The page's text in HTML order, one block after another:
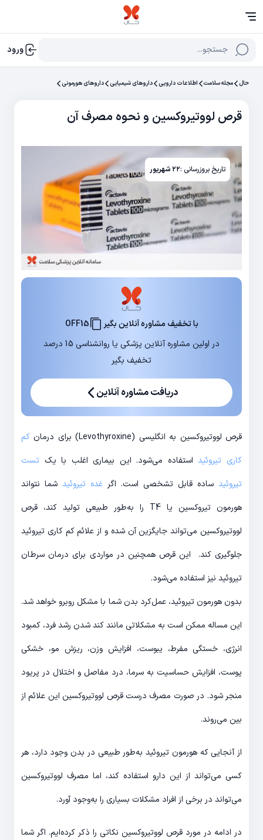
جستجو... ورود
حال مجله سلامت اطلاعات دارویی داروهای شیمیایی داروهای هورمونی
قرص لووتیروکسین و نحوه مصرف آن
تاریخ بروزرسانی :۲۲ شهریور
با تخفیف مشاوره آنلاین بگیر
OFF15
در اولین مشاوره آنلاین پزشکی یا روانشناسی 15 درصد
تخفیف بگیر
دریافت مشاوره آنلاین
قرص لووتیروکسین به انگلیسی (Levothyroxine) برای درمان
کم‌‌‌
کاری تیروئیداستفاده می‌شود. این بیماری اغلب با یک تست
تیروئید ساده قابل تشخصی است. اگر غده تیروئید شما نتواند
هورمون تیروکسین یا T4 را به‌طور طبیعی تولید کند، قرص
لووتیروکسین می‌تواند جایگزین آن شده و از علائم کم کاری تیروئید
جلوگیری کند. این قرص همچنین در مواردی برای درمان سرطان
تیروئید نیز استفاده می‌شود.
بدون هورمون تیروئید، عمل‌کرد بدن شما با مشکل روبرو خواهد شد.
این مساله ممکن است به مشکلاتی مانند کند شدن رشد فرد، کمبود
انرژی، خستگی مفرط، یبوست، افزایش وزن، ریزش مو، خشکی
پوست، افزایش حساسیت به سرما، درد مفاصل و اختلال در پریود
منجر شود. در صورت مصرف درست قرص لووتیروکسین این علائم از
بین می‌روند.
از آنجایی که هورمون تیروئید به‌طور طبیعی در بدن وجود دارد، هر
کسی می‌تواند از این دارو استفاده کند، اما مصرف لووتیروکسین
می‌تواند در برخی از افراد مشکلات بسیاری را به‌وجود آورد.
در ادامه در مورد قرص لووتیروکسین نکاتی را ذکر کرده‌ایم. اگر شما